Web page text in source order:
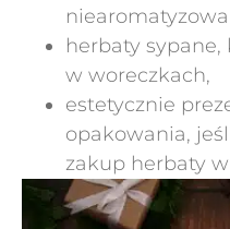
herbaty
w woreczkach,
estetycznie
opakowania,
zakup herbaty